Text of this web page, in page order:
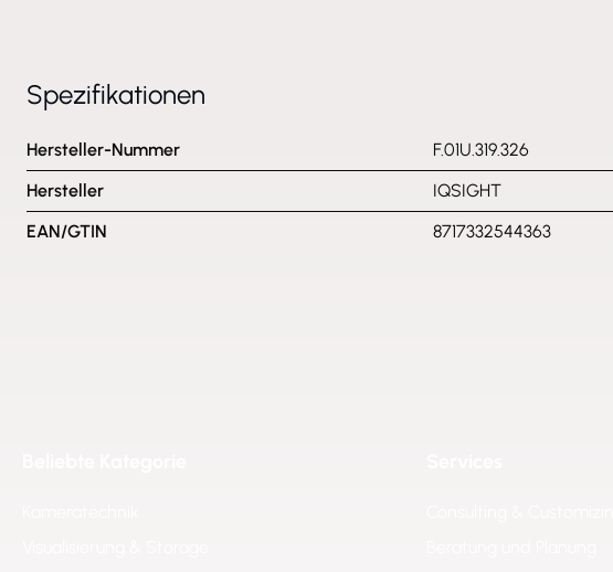
Spezifikationen
Hersteller-Nummer
F.01U.319.326
Hersteller
IQSIGHT
EAN/GTIN
8717332544363